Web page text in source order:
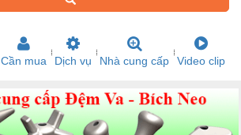
Cần mua Dịch vụ Nhà cung cấp Video clip